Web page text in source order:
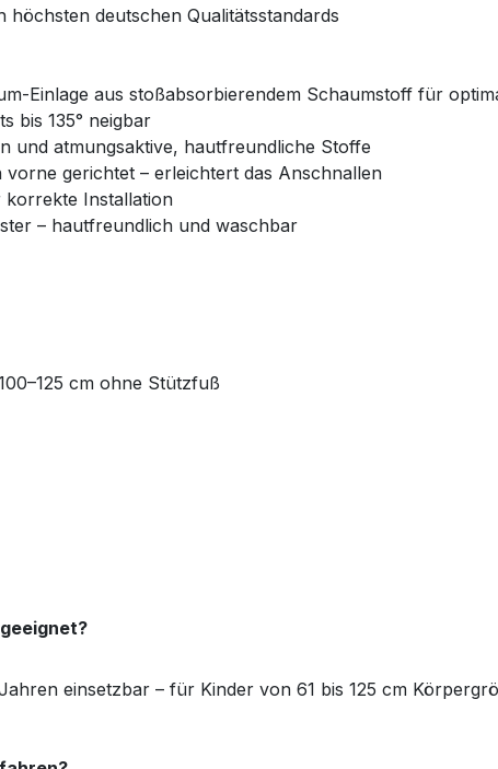
deutschen Qualitätsstandards
Einlage aus stoßabsorbierendem Schaumstoff für
bis 135° neigbar
und atmungsaktive, hautfreundliche Stoffe
vorne gerichtet – erleichtert das Anschnallen
korrekte Installation
– hautfreundlich und waschbar
cm ohne Stützfuß
einsetzbar – für Kinder von 61 bis 125 cm